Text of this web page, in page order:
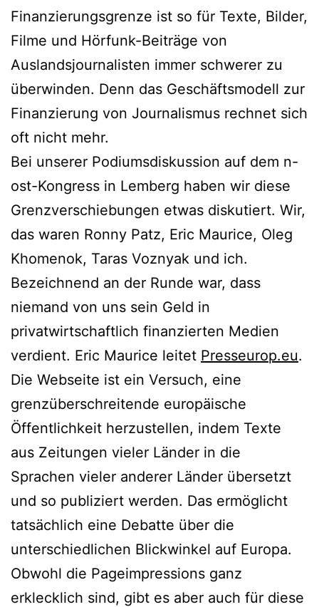
Finanzierungsgrenze ist so für Texte, Bilder,
Filme und Hörfunk-Beiträge von
Auslandsjournalisten immer schwerer zu
überwinden. Denn das Geschäftsmodell zur
Finanzierung von Journalismus rechnet sich
oft nicht mehr.
Bei unserer Podiumsdiskussion auf dem n-
ost-Kongress in Lemberg haben wir diese
Grenzverschiebungen etwas diskutiert. Wir,
das waren Ronny Patz, Eric Maurice, Oleg
Khomenok, Taras Voznyak und ich.
Bezeichnend an der Runde war, dass
niemand von uns sein Geld in
privatwirtschaftlich finanzierten Medien
verdient. Eric Maurice leitet Presseurop.eu.
Die Webseite ist ein Versuch, eine
grenzüberschreitende europäische
Öffentlichkeit herzustellen, indem Texte
aus Zeitungen vieler Länder in die
Sprachen vieler anderer Länder übersetzt
und so publiziert werden. Das ermöglicht
tatsächlich eine Debatte über die
unterschiedlichen Blickwinkel auf Europa.
Obwohl die Pageimpressions ganz
erklecklich sind, gibt es aber auch für diese